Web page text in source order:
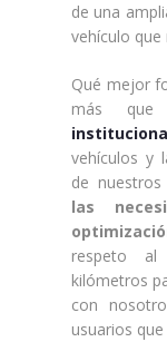
de una
vehículo que
Qué mejor
más que
vehículos y
de nuestros
las
respeto al
kilómetros
con
usuarios